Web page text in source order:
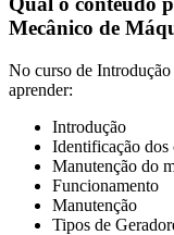
Mecânico de
No curso de
aprender:
Introdução
Identificação dos
Manutenção do
Funcionamento
Manutenção
Tipos de